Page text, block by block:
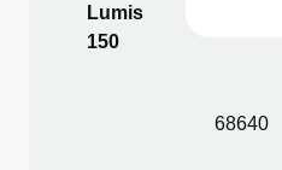
Lumis
150
68640